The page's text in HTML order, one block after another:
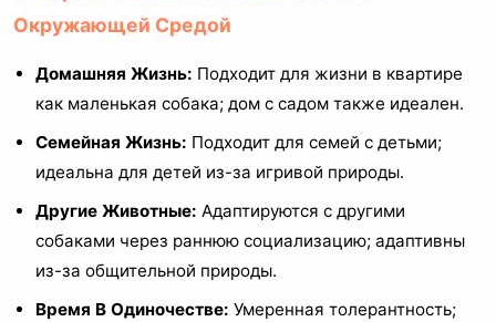
Окружающей Средой
Домашняя Жизнь: Подходит для жизни в квартире
как маленькая собака; дом с садом также идеален.
Семейная Жизнь: Подходит для семей с детьми;
идеальна для детей из-за игривой природы.
Другие Животные: Адаптируются с другими
собаками через раннюю социализацию; адаптивны
из-за общительной природы.
Время В Одиночестве: Умеренная толерантность;